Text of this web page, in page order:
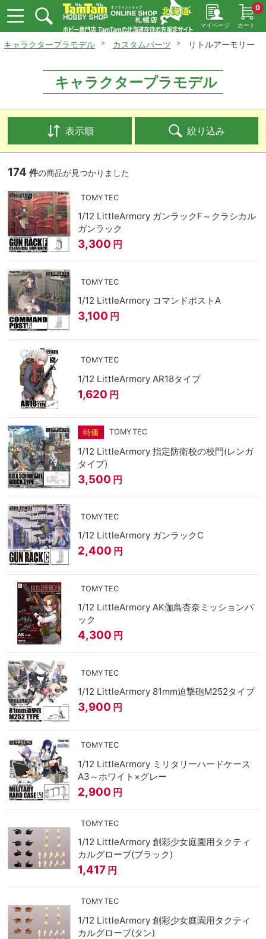
マイページ カート
0
キャラクタープラモデル カスタムパーツ リトルアーモリー
キャラクタープラモデル
表示順 絞り込み
174 件の商品が見つかりました
TOMYTEC
1/12 LittleArmory ガンラックF～クラシカル
ガンラック
3,300 円
TOMYTEC
1/12 LittleArmory コマンドポストA
3,100 円
TOMYTEC
1/12 LittleArmory AR18タイプ
1,620 円
特価 TOMYTEC
1/12 LittleArmory 指定防衛校の校門(レンガ
タイプ)
3,500 円
TOMYTEC
1/12 LittleArmory ガンラックC
2,400 円
TOMYTEC
1/12 LittleArmory AK伽鳥杏奈ミッションパ
ック
4,300 円
TOMYTEC
1/12 LittleArmory 81mm迫撃砲M252タイプ
3,900 円
TOMYTEC
1/12 LittleArmory ミリタリーハードケース
A3～ホワイト×グレー
2,900 円
TOMYTEC
1/12 LittleArmory 創彩少女庭園用タクティ
カルグローブ(ブラック)
1,417 円
TOMYTEC
1/12 LittleArmory 創彩少女庭園用タクティ
カルグローブ(タン)